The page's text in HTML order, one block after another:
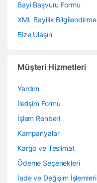
Bayi Başvuru Formu
XML Bayilik Bilgilendirme
Bize Ulaşın
Müşteri Hizmetleri
Yardım
İletişim Formu
İşlem Rehberi
Kampanyalar
Kargo ve Teslimat
Ödeme Seçenekleri
İade ve Değişim İşlemleri